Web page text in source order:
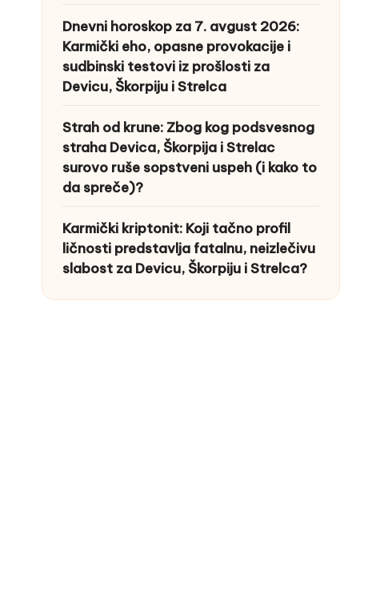
Dnevni horoskop za 7. avgust 2026:
Karmički eho, opasne provokacije i
sudbinski testovi iz prošlosti za
Devicu, Škorpiju i Strelca
Strah od krune: Zbog kog podsvesnog
straha Devica, Škorpija i Strelac
surovo ruše sopstveni uspeh (i kako to
da spreče)?
Karmički kriptonit: Koji tačno profil
ličnosti predstavlja fatalnu, neizlečivu
slabost za Devicu, Škorpiju i Strelca?